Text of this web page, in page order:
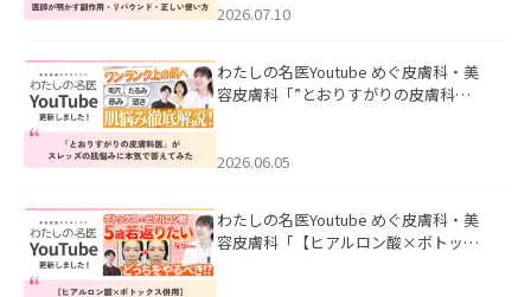
た。
2026.07.10
わたしの名医Youtube めぐ皮膚科・美
容皮膚科「”とおりすがりの皮膚科
2026.06.05
わたしの名医Youtube めぐ皮膚科・美
容皮膚科「【ヒアルロン酸×ボトック